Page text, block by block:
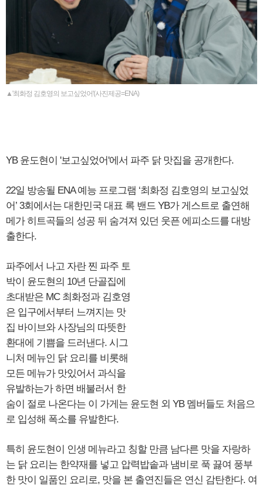
▲'최화정 김호영의 보고싶었어'(사진제공=ENA)
YB 윤도현이 '보고싶었어'에서 파주 닭 맛집을 공개한다.
22일 방송될 ENA 예능 프로그램 ‘최화정 김호영의 보고싶었
어’ 3회에서는 대한민국 대표 록 밴드 YB가 게스트로 출연해
메가 히트곡들의 성공 뒤 숨겨져 있던 웃픈 에피소드를 대방
출한다.
파주에서 나고 자란 찐 파주 토
박이 윤도현의 10년 단골집에
초대받은 MC 최화정과 김호영
은 입구에서부터 느껴지는 맛
집 바이브와 사장님의 따뜻한
환대에 기쁨을 드러낸다. 시그
니처 메뉴인 닭 요리를 비롯해
모든 메뉴가 맛있어서 과식을
유발하는가 하면 배불러서 한
숨이 절로 나온다는 이 가게는 윤도현 외 YB 멤버들도 처음으
로 입성해 폭소를 유발한다.
특히 윤도현이 인생 메뉴라고 칭할 만큼 남다른 맛을 자랑하
는 닭 요리는 한약재를 넣고 압력밥솥과 냄비로 푹 끓여 풍부
한 맛이 일품인 요리로, 맛을 본 출연진들은 연신 감탄한다. 여